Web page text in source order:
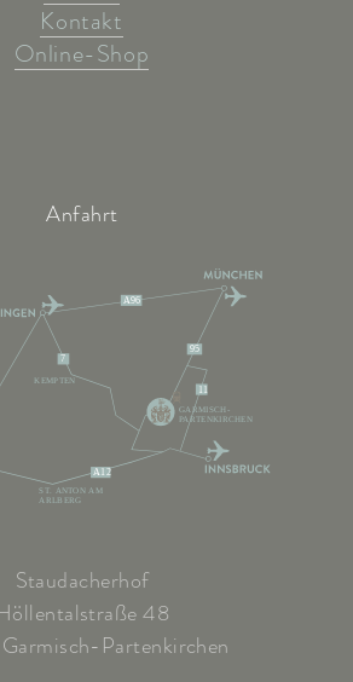
Kontakt
Online-Shop
Anfahrt
A96
95
11
7
A12
KEMPTEN
ST. ANTON AM
ARLBERG
GARMISCH-
PARTENKIRCHEN
Staudacherhof
48
Partenkirchen